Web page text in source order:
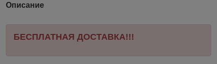
Описание
БЕСПЛАТНАЯ ДОСТАВКА!!!